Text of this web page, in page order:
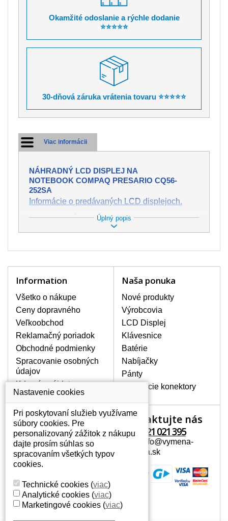
Okamžité odoslanie a rýchle dodanie
⭐⭐⭐⭐⭐
30-dňová záruka vrátenia tovaru ⭐⭐⭐⭐⭐
Viac informácii
NÁHRADNÝ LCD DISPLEJ NA
NOTEBOOK COMPAQ PRESARIO CQ56-
252SA
Informácie o predávaných LCD displejoch.
TECHNICKÉ PARAMETRE:
Stav:Nový
Trieda:A+bez chybných pixelov
Konektor:
Podsvietenie:
Povrch displeja:
BALENIE OBSAHUJE:
Nový displej k notebooku Compaq Presario
CQ56-252SA
Úplný popis
Information
Všetko o nákupe
Ceny dopravného
Veľkoobchod
Reklamačný poriadok
Obchodné podmienky
Spracovanie osobných
údajov
Kde nás nájdete
Naša ponuka
Nové produkty
Výrobcovia
LCD Displej
Klávesnice
Batérie
Nabíjačky
Pánty
Napájacie konektory
Váš účet
Váš účet
Osobné informácie
Adresy
Kontaktujte nás
+421 221 021 395
Mail: info@vymena-
displeja.sk
Nastavenie cookies
Pri poskytovaní služieb využívame
súbory cookies. Pre
personalizovaný zážitok z nákupu
dajte prosím súhlas so
spracovaním všetkých typov
cookies.
Technické cookies (viac)
Analytické cookies (viac)
Marketingové cookies (viac)